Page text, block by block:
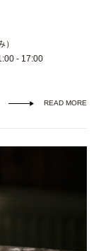
- 17:00
READ MORE